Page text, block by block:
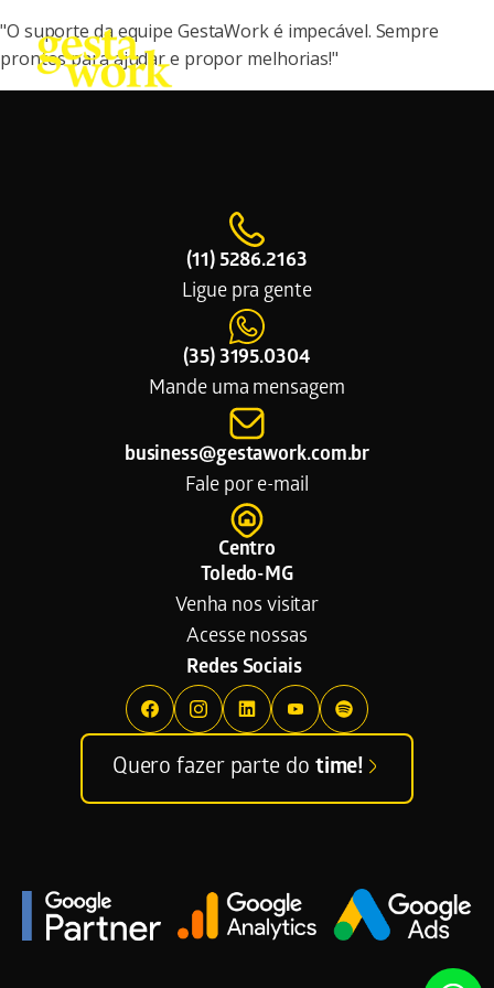
"O suporte da equipe GestaWork é impecável. Sempre
prontos para ajudar e propor melhorias!"
(11) 5286.2163
Ligue pra gente
(35) 3195.0304
Mande uma mensagem
business@gestawork.com.br
Fale por e-mail
Centro
Toledo-MG
Venha nos visitar
Acesse nossas
Redes Sociais
Quero fazer parte do time!